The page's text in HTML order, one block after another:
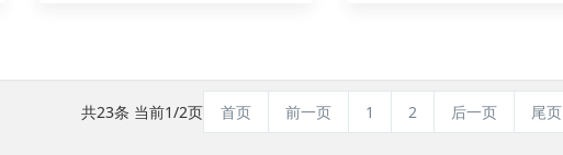
共23条 当前1/2页 首页 前一页 1 2 后一页 尾页